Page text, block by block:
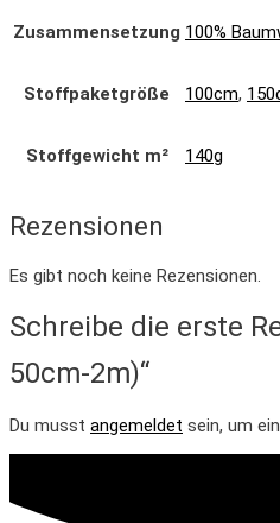
Zusammensetzung 100%
Stoffpaketgröße 100cm,
Stoffgewicht m² 140g
Rezensionen
Es gibt noch keine Rezensionen.
Schreibe die erste
50cm-2m)“
Du musst angemeldet sein, um